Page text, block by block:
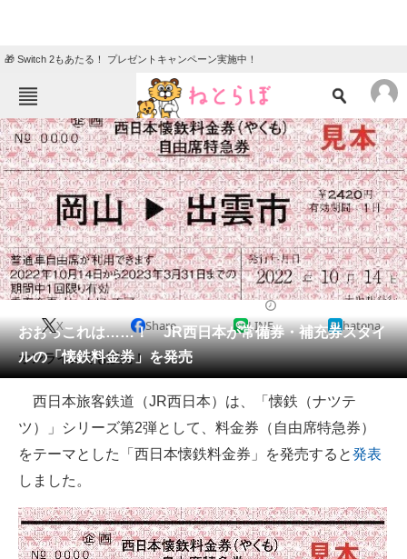
🎁 Switch 2もあたる！ プレゼントキャンペーン実施中！
ねとらぼメニュー
TOP ニュース
エンタメ クイズ
グルメ 地域
住まい 教育・育児
動物 リサーチ
会員記事
メディア
注目記事を集めた総合ページ
ITの今と未来を見通す
スマホと通信の最新トレンド
進化するPCとデバイスの未来
おおっこれは……！ JR西日本が常備券・補充券スタイ
ルの「懐鉄料金券」を発売
X Share LINE hatena
オンラインでも販売！
西日本旅客鉄道（JR西日本）は、「懐鉄（ナツテ
ツ）」シリーズ第2弾として、料金券（自由席特急券）
をテーマとした「西日本懐鉄料金券」を発売すると発表
しました。